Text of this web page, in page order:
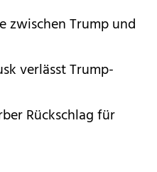
zwischen Trump und
verlässt Trump-
Rückschlag für